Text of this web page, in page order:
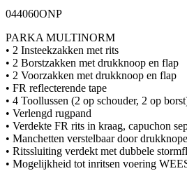
044060ONP
PARKA MULTINORM
• 2 Insteekzakken met rits
• 2 Borstzakken met drukknoop en flap
• 2 Voorzakken met drukknoop en flap
• FR reflecterende tape
• 4 Toollussen (2 op schouder, 2 op
• Verlengd rugpand
• Verdekte FR rits in kraag, capuchon
• Manchetten verstelbaar door
• Ritssluiting verdekt met dubbele
• Mogelijkheid tot inritsen voering